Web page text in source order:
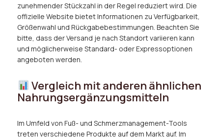
zunehmender Stückzahl in der Regel reduziert wird. Die
offizielle Website bietet Informationen zu Verfügbarkeit,
Größenwahl und Rückgabebestimmungen. Beachten Sie
bitte, dass der Versand je nach Standort variieren kann
und möglicherweise Standard- oder Expressoptionen
angeboten werden.
Vergleich mit anderen ähnlichen
Nahrungsergänzungsmitteln
Im Umfeld von Fuß- und Schmerzmanagement-Tools
treten verschiedene Produkte auf dem Markt auf. Im